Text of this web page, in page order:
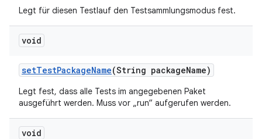
Legt für diesen Testlauf den Testsammlungsmodus fest.
void
setTestPackageName(String packageName)
Legt fest, dass alle Tests im angegebenen Paket
ausgeführt werden. Muss vor „run“ aufgerufen werden.
void